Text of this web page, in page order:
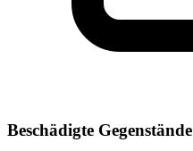
Beschädigte Gegenstände